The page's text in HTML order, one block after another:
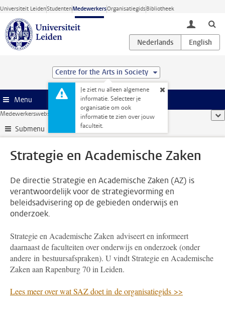
Ga direct naar de inhoud
Universiteit LeidenStudentenMedewerkersOrganisatiegidsBibliotheek
toggle
Centre for the Arts in Society
Je ziet nu alleen algemene
informatie. Selecteer je
organisatie om ook
informatie te zien over jouw
faculteit.
Menu
Medewerkerswebsite Strategie en Academische Zaken
Submenu
Strategie en Academische Zaken
De directie Strategie en Academische Zaken (AZ) is
verantwoordelijk voor de strategievorming en
beleidsadvisering op de gebieden onderwijs en
onderzoek.
Strategie en Academische Zaken adviseert en informeert
daarnaast de faculteiten over onderwijs en onderzoek (onder
andere in bestuursafspraken). U vindt Strategie en Academische
Zaken aan Rapenburg 70 in Leiden.
Lees meer over wat SAZ doet in de organisatiegids >>